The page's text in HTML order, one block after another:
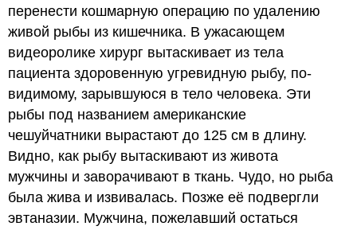
перенести кошмарную операцию по удалению
живой рыбы из кишечника. В ужасающем
видеоролике хирург вытаскивает из тела
пациента здоровенную угревидную рыбу, по-
видимому, зарывшуюся в тело человека. Эти
рыбы под названием американские
чешуйчатники вырастают до 125 см в длину.
Видно, как рыбу вытаскивают из живота
мужчины и заворачивают в ткань. Чудо, но рыба
была жива и извивалась. Позже её подвергли
эвтаназии. Мужчина, пожелавший остаться